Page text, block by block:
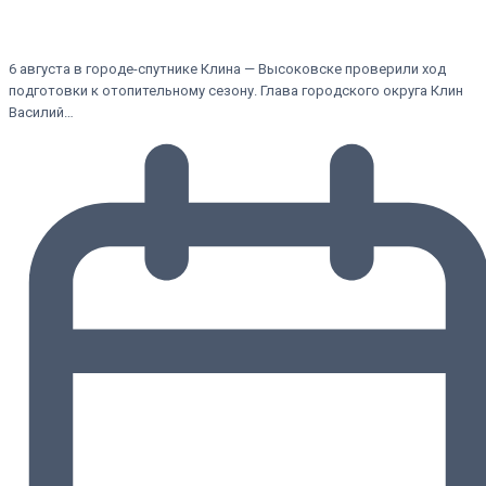
6 августа в городе-спутнике Клина — Высоковске проверили ход
подготовки к отопительному сезону. Глава городского округа Клин
Василий…